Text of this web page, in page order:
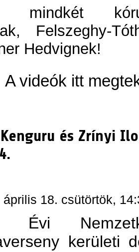
mindkét
Felszeghy-
Hedvignek!
A videók itt
és Zrínyi
18. csütörtök,
Évi
kerületi